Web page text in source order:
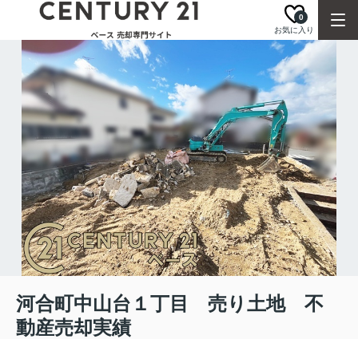
お気に入り
0
河合町中山台１丁目 売り土地 不
動産売却実績